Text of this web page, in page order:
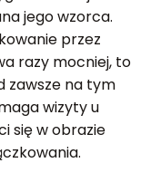
jego wzorca.
przez
razy mocniej, to
zawsze na tym
wizyty u
się w obrazie